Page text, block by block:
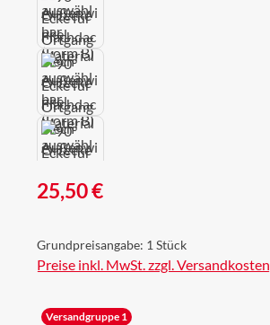
Regulärer Preis:
25,50 €
Grundpreisangabe: 1 Stück
Preise inkl. MwSt. zzgl. Versandkosten
Versandgruppe 1